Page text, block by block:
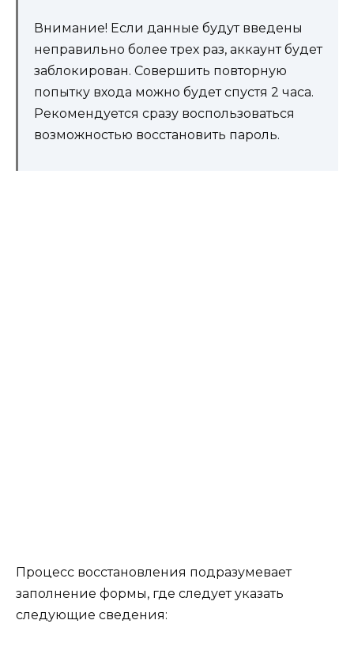
Внимание! Если данные будут введены
неправильно более трех раз, аккаунт будет
заблокирован. Совершить повторную
попытку входа можно будет спустя 2 часа.
Рекомендуется сразу воспользоваться
возможностью восстановить пароль.
Процесс восстановления подразумевает
заполнение формы, где следует указать
следующие сведения: